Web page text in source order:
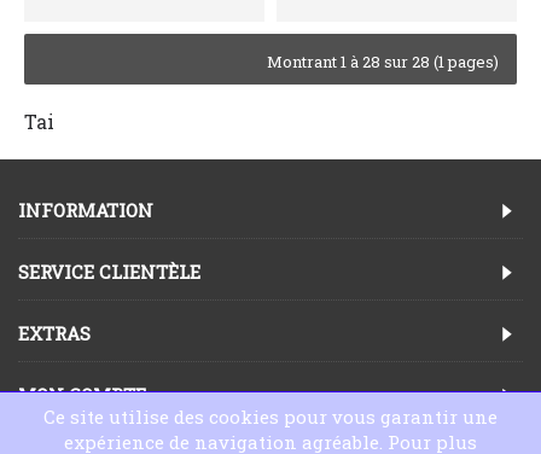
Montrant 1 à 28 sur 28 (1 pages)
Tai
INFORMATION
SERVICE CLIENTÈLE
EXTRAS
MON COMPTE
Ce site utilise des cookies pour vous garantir une
expérience de navigation agréable. Pour plus